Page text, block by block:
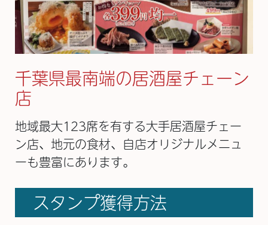
千葉県最南端の居酒屋チェーン
店
地域最大123席を有する大手居酒屋チェー
ン店、地元の食材、自店オリジナルメニュ
ーも豊富にあります。
スタンプ獲得方法